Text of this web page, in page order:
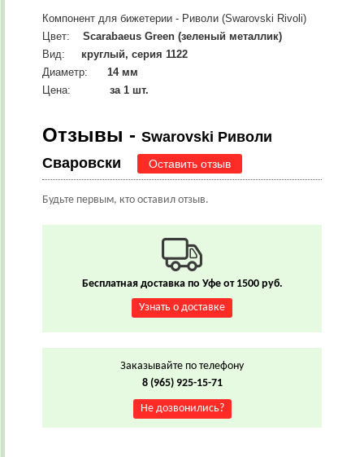
Компонент для бижетерии - Риволи (Swarovski Rivoli)
Цвет: Scarabaeus Green (зеленый металлик)
Вид: круглый, серия 1122
Диаметр:
14мм
Цена: за 1 шт.
Отзывы - Swarovski Риволи
Сваровски
Оставить отзыв
Будьте первым, кто оставил отзыв.
Бесплатная доставка по Уфе от 1500 руб.
Узнать о доставке
Заказывайте по телефону
8 (965) 925-15-71
Не дозвонились?